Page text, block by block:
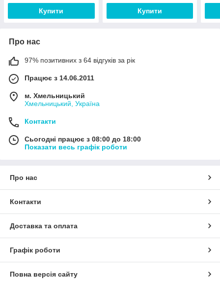
Купити Купити
Про нас
97% позитивних з 64 відгуків за рік
Працює з 14.06.2011
м. Хмельницький
Хмельницький, Україна
Контакти
Сьогодні працює з 08:00 до 18:00
Показати весь графік роботи
Про нас
Контакти
Доставка та оплата
Графік роботи
Повна версія сайту